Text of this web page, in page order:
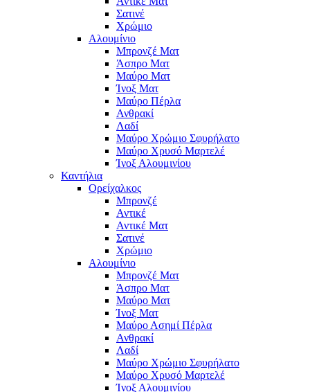
Σατινέ
Χρώμιο
Αλουμίνιο
Μπρονζέ Ματ
Άσπρο Ματ
Μαύρο Ματ
Ίνοξ Ματ
Μαύρο Πέρλα
Ανθρακί
Λαδί
Μαύρο Χρώμιο Σφυρήλατο
Μαύρο Χρυσό Μαρτελέ
Ίνοξ Αλουμινίου
Καντήλια
Ορείχαλκος
Μπρονζέ
Αντικέ
Αντικέ Ματ
Σατινέ
Χρώμιο
Αλουμίνιο
Μπρονζέ Ματ
Άσπρο Ματ
Μαύρο Ματ
Ίνοξ Ματ
Μαύρο Ασημί Πέρλα
Ανθρακί
Λαδί
Μαύρο Χρώμιο Σφυρήλατο
Μαύρο Χρυσό Μαρτελέ
Ίνοξ Αλουμινίου